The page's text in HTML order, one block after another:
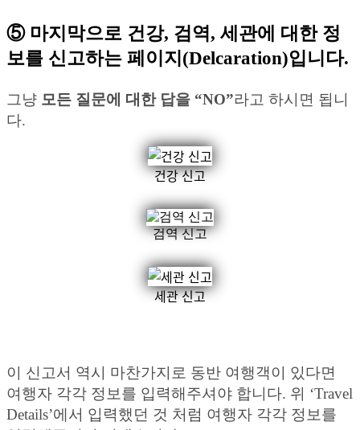
⑤ 마지막으로 건강, 검역, 세관에 대한 정
보를 신고하는 페이지(Delcaration)입니다.
그냥 모든 질문에 대한 답을 “NO”라고 하시면 됩니
다.
건강 신고
검역 신고
세관 신고
이 신고서 역시 마찬가지로 동반 여행객이 있다면
여행자 각각 정보를 입력해주셔야 합니다. 위 ‘Travel
Details’에서 입력했던 것 처럼 여행자 각각 정보를